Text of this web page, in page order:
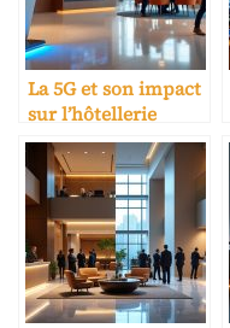
La 5G et son impact
sur l’hôtellerie